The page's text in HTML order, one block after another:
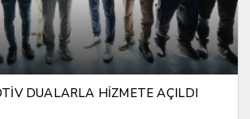
DUALARLA HİZMETE AÇILDI